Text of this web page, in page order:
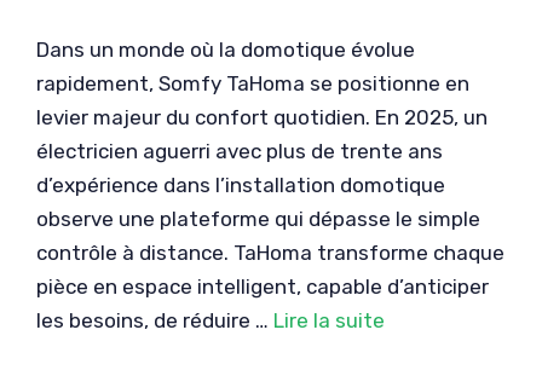
Dans un monde où la domotique évolue
rapidement, Somfy TaHoma se positionne en
levier majeur du confort quotidien. En 2025, un
électricien aguerri avec plus de trente ans
d’expérience dans l’installation domotique
observe une plateforme qui dépasse le simple
contrôle à distance. TaHoma transforme chaque
pièce en espace intelligent, capable d’anticiper
les besoins, de réduire … Lire la suite